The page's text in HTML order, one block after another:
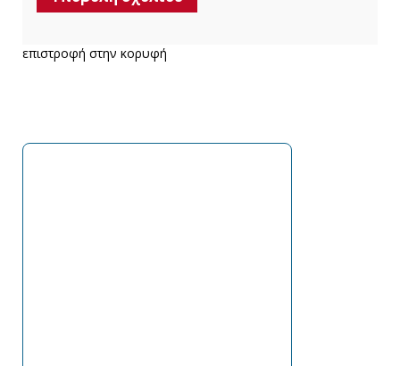
επιστροφή στην κορυφή